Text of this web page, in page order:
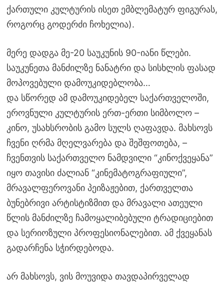
ქართული კულტურის ისეთ ემბლემატურ ფიგურას,
როგორც გოდერძი ჩოხელია).
მერე დადგა მე-20 საუკუნის 90-იანი წლები.
საუკუნეთა მანძილზე ნანატრი და სისხლის ფასად
მოპოვებული დამოუკიდებლობა…
და სწორედ ამ დამოუკიდებელ საქართველოში,
ეროვნული კულტურის ერთ-ერთი სიმბოლო –
კინო, უსახსრობის გამო სულს ღაფავდა. მახსოვს
ჩვენი ღრმა მღელვარება და შეშფოთება, –
ჩვენთვის საქართველო ნამდვილი “კინოქვეყანა”
იყო თავისი ძალიან “კინემატოგრაფიული”,
მრავალფეროვანი პეიზაჟებით, ქართველთა
ბუნებრივი არტისტიზმით და მრავალი ათეული
წლის მანძილზე ჩამოყალიბებული ტრადიციებით
და სერიოზული პროფესიონალებით. ამ ქვეყანას
გადარჩენა სჭირდებოდა.
არ მახსოვს, ვის მოუვიდა თავდაპირველად